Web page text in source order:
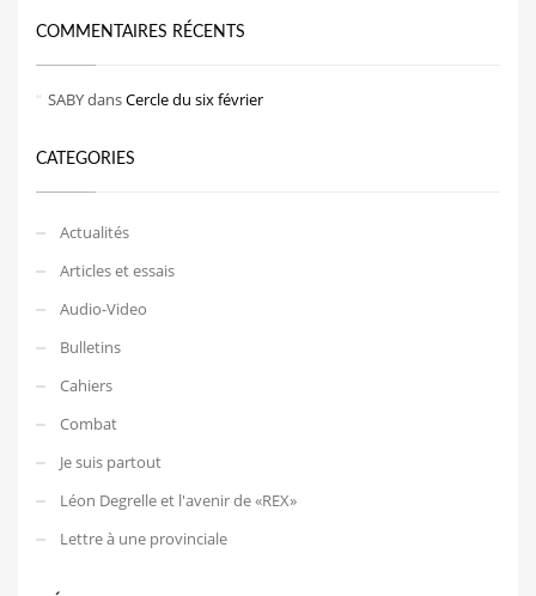
COMMENTAIRES RÉCENTS
SABYdansCercle du six février
CATEGORIES
Actualités
Articles et essais
Audio-Video
Bulletins
Cahiers
Combat
Je suis partout
Léon Degrelle et l'avenir de «REX»
Lettre à une provinciale